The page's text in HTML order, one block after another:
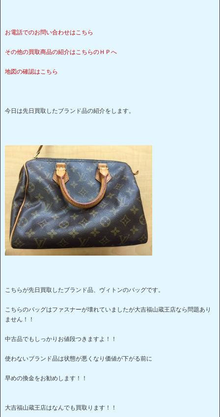
お電話でのお問い合わせはこちら
その他の買取商品の紹介はこ ちらのＨＰへ
地図の確認はこちら
今日は先日買取したブランド品の紹介をします。
こちらが先日買取したブランド品、ヴィトンのバッグです。
こちらのバッグはファスナーが壊れていましたが大吉福山蔵王店なら問題あり
ません！！
中古品でもしっかりお値段つきますよ！！
使わないブランド品は状態が悪くなり価値が下がる前に
早めの換金をお勧めします！！
大吉福山蔵王店はなんでも買取ります！！